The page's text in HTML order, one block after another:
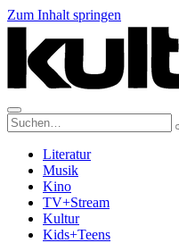
Zum Inhalt springen
Suche:
Literatur
Musik
Kino
TV+Stream
Kultur
Kids+Teens